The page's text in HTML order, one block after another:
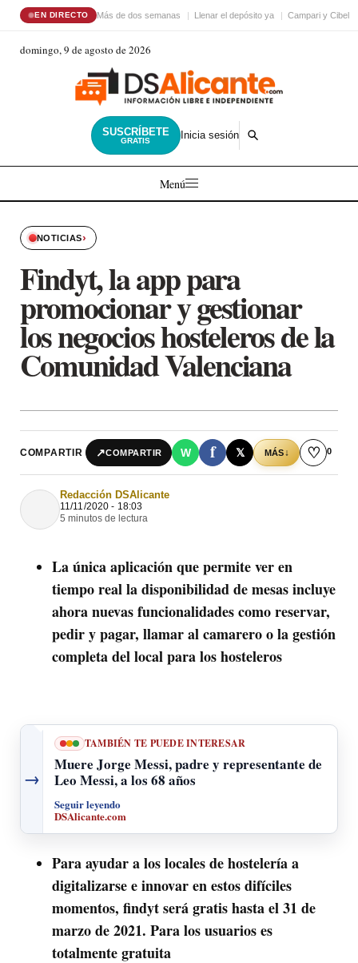
EN DIRECTO Más de dos semanas Llenar el depósito ya Campari y
domingo, 9 de agosto de 2026
SUSCRÍBETE
GRATIS Inicia sesión
Menú
NOTICIAS›
Findyt, la app para
promocionar y gestionar
los negocios hosteleros de la
Comunidad Valenciana
COMPARTIR ↗COMPARTIR W f 𝕏 MÁS↓ ♡ 0
Redacción DSAlicante
11/11/2020 - 18:03
5 minutos de lectura
La única aplicación que permite ver en
tiempo real la disponibilidad de mesas incluye
ahora nuevas funcionalidades como reservar,
pedir y pagar, llamar al camarero o la gestión
completa del local para los hosteleros
→
TAMBIÉN TE PUEDE INTERESAR
Muere Jorge Messi, padre y representante de
Leo Messi, a los 68 años
Seguir leyendo
DSAlicante.com
Para ayudar a los locales de hostelería a
digitalizarse e innovar en estos difíciles
momentos, findyt será gratis hasta el 31 de
marzo de 2021. Para los usuarios es
totalmente gratuita